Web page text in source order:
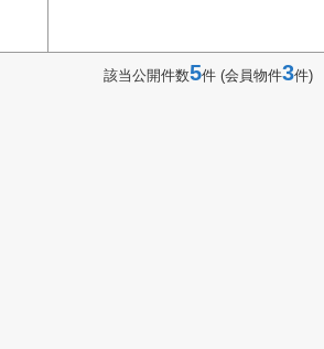
該当公開件数5件 (会員物件3件)